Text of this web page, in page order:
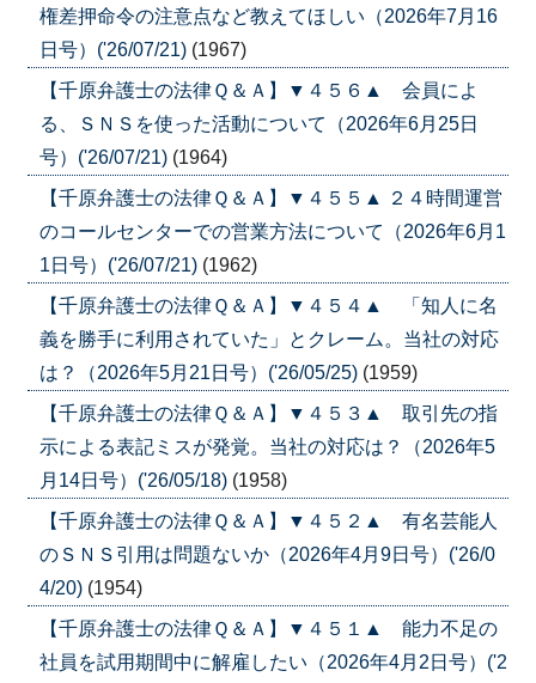
権差押命令の注意点など教えてほしい（2026年7月16
日号）('26/07/21) (1967)
【千原弁護士の法律Ｑ＆Ａ】▼４５６▲ 会員によ
る、ＳＮＳを使った活動について（2026年6月25日
号）('26/07/21) (1964)
【千原弁護士の法律Ｑ＆Ａ】▼４５５▲ ２４時間運営
のコールセンターでの営業方法について（2026年6月1
1日号）('26/07/21) (1962)
【千原弁護士の法律Ｑ＆Ａ】▼４５４▲ 「知人に名
義を勝手に利用されていた」とクレーム。当社の対応
は？（2026年5月21日号）('26/05/25) (1959)
【千原弁護士の法律Ｑ＆Ａ】▼４５３▲ 取引先の指
示による表記ミスが発覚。当社の対応は？（2026年5
月14日号）('26/05/18) (1958)
【千原弁護士の法律Ｑ＆Ａ】▼４５２▲ 有名芸能人
のＳＮＳ引用は問題ないか（2026年4月9日号）('26/0
4/20) (1954)
【千原弁護士の法律Ｑ＆Ａ】▼４５１▲ 能力不足の
社員を試用期間中に解雇したい（2026年4月2日号）('2